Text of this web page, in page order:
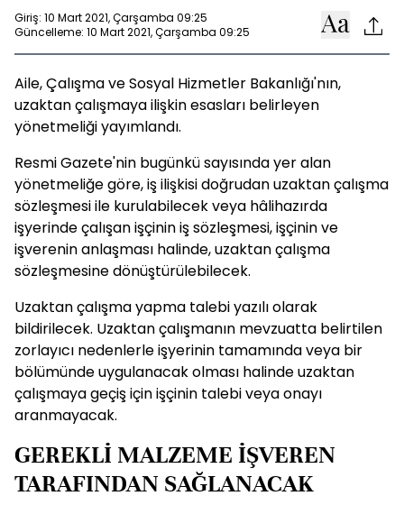
Giriş: 10 Mart 2021, Çarşamba 09:25
Güncelleme: 10 Mart 2021, Çarşamba 09:25
Aile, Çalışma ve Sosyal Hizmetler Bakanlığı'nın,
uzaktan çalışmaya ilişkin esasları belirleyen
yönetmeliği yayımlandı.
Resmi Gazete'nin bugünkü sayısında yer alan
yönetmeliğe göre, iş ilişkisi doğrudan uzaktan çalışma
sözleşmesi ile kurulabilecek veya hâlihazırda
işyerinde çalışan işçinin iş sözleşmesi, işçinin ve
işverenin anlaşması halinde, uzaktan çalışma
sözleşmesine dönüştürülebilecek.
Uzaktan çalışma yapma talebi yazılı olarak
bildirilecek. Uzaktan çalışmanın mevzuatta belirtilen
zorlayıcı nedenlerle işyerinin tamamında veya bir
bölümünde uygulanacak olması halinde uzaktan
çalışmaya geçiş için işçinin talebi veya onayı
aranmayacak.
GEREKLİ MALZEME İŞVEREN
TARAFINDAN SAĞLANACAK